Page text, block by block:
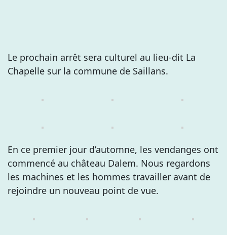
Le prochain arrêt sera culturel au lieu-dit La
Chapelle sur la commune de Saillans.
En ce premier jour d’automne, les vendanges ont
commencé au château Dalem. Nous regardons
les machines et les hommes travailler avant de
rejoindre un nouveau point de vue.